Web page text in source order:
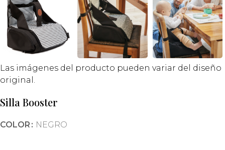
Las imágenes del producto pueden variar del diseño
original.
Silla Booster
COLOR NEGRO